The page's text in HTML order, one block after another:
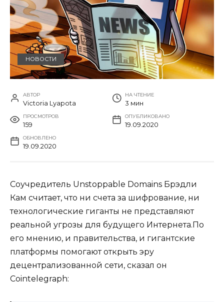
НОВОСТИ
АВТОР
Victoria Lyapota
НА ЧТЕНИЕ
3 мин
ПРОСМОТРОВ
159
ОПУБЛИКОВАНО
19.09.2020
ОБНОВЛЕНО
19.09.2020
Соучредитель Unstoppable Domains Брэдли
Кам считает, что ни счета за шифрование, ни
технологические гиганты не представляют
реальной угрозы для будущего Интернета.По
его мнению, и правительства, и гигантские
платформы помогают открыть эру
децентрализованной сети, сказал он
Cointelegraph: